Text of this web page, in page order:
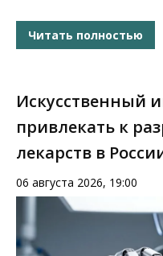
Читать полностью
Искусственный
привлекать к
лекарств в
06 августа 2026, 19:00